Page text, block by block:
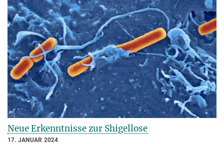
Neue Erkenntnisse zur Shigellose
17. JANUAR 2024